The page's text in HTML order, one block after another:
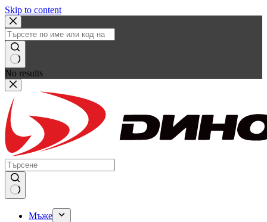
Skip to content
No results
Мъже